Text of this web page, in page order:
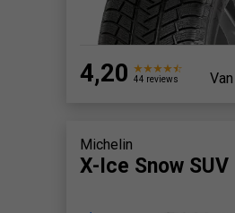
4,20 44 reviews Van
Michelin
X-Ice Snow SUV